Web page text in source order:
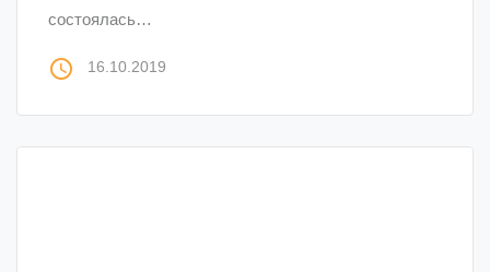
состоялась…
access_time 16.10.2019